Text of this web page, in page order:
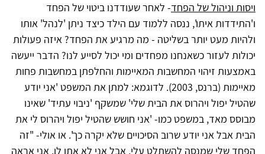
ויסות וניהול של הפחד- לאחר שעודדנו ביטוי של הפחד
ו'התידדות איתו', ננסה ללמוד עם הילד כיצד ניתן 'לנהל' אותו
ולהיות מעט יותר בשליטה - מה מרגיע את הפחד? איזה פעולות
יכולות לעזור כשאנחנו מפחדים ומי יכול לסייע לנו? הדבר ייעשה
באמצעות זיהוי המחשבות המאיימות והחלפתן במחשבות פחות
מאיימות (ברנס, 2003). לדוגמא: למתן את המשפט 'אני יודע
שהטיל יפול ויהרוס את הבית שלי' שמשקף 'ניבוי עתיד' שאינו
מבוסס מאד, במשפט כמו- 'אני חושש שהטיל יפול ויהרוס לי את
הבית אבל אני יודע שרוב הסיכויים שלא יקרה כך'. או אולי- "זה
הפחד שלי שמנסה להשתלט עלי, אבל אני לא אתן לו, אני אראה